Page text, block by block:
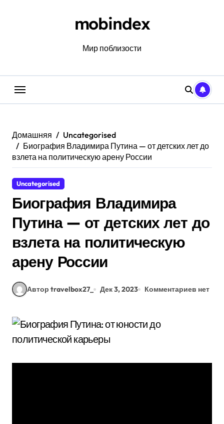
mobindex
Мир поблизости
Домашняя
Uncategorised
Биография Владимира Путина — от детских лет до
взлета на политическую арену России
Uncategorised
Биография Владимира
Путина — от детских лет до
взлета на политическую
арену России
Автор travelbox27_ Дек 3, 2023 Комментариев нет